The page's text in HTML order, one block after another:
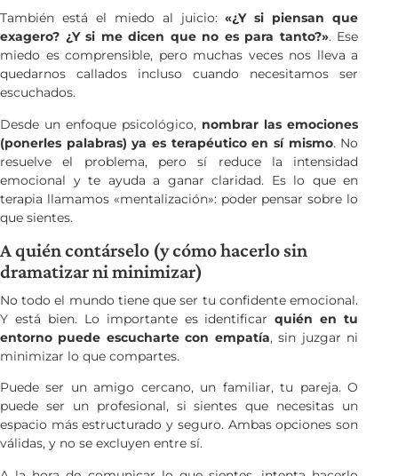
También está el miedo al juicio:«¿Y si piensan que
exagero? ¿Y si me dicen que no es para tanto?». Ese
miedo es comprensible, pero muchas veces nos lleva a
quedarnos callados incluso cuando necesitamos ser
escuchados.
Desde un enfoque psicológico, nombrar las emociones
(ponerles palabras) ya es terapéutico en sí mismo. No
resuelve el problema, pero sí reduce la intensidad
emocional y te ayuda a ganar claridad. Es lo que en
terapia llamamos «mentalización»: poder pensar sobre lo
que sientes.
A quién contárselo (y cómo hacerlo sin
dramatizar ni minimizar)
No todo el mundo tiene que ser tu confidente emocional.
Y está bien. Lo importante es identificarquién en tu
entorno puede escucharte con empatía, sin juzgar ni
minimizar lo que compartes.
Puede ser un amigo cercano, un familiar, tu pareja. O
puede ser un profesional, si sientes que necesitas un
espacio más estructurado y seguro. Ambas opciones son
válidas, y no se excluyen entre sí.